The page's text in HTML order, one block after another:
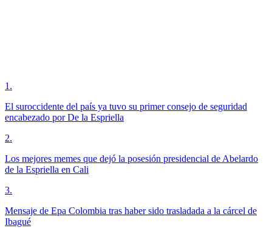
1 .
El suroccidente del país ya tuvo su primer consejo de seguridad
encabezado por De la Espriella
2.
Los mejores memes que dejó la posesión presidencial de Abelardo
de la Espriella en Cali
3.
Mensaje de Epa Colombia tras haber sido trasladada a la cárcel de
Ibagué